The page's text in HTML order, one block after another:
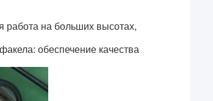
работа на больших высотах,
обеспечение качества